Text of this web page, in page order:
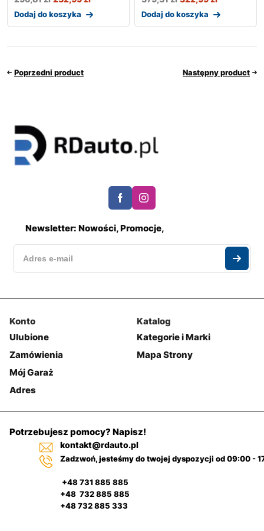
Dodaj do koszyka Dodaj do koszyka
Poprzedni product Następny product
Newsletter: Nowości, Promocje,
Konto
Ulubione
Zamówienia
Mój Garaż
Adres
Katalog
Kategorie i Marki
Mapa Strony
Potrzebujesz pomocy? Napisz!
kontakt@rdauto.pl
Zadzwoń, jesteśmy do twojej dyspozycji od 09:00 -
+48 731 885 885
+48 732 885 885
+48 732 885 333